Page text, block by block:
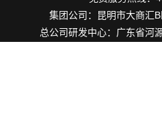
集团公司：昆明市大商汇
总公司研发中心：广东省河